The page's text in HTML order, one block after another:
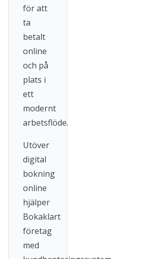
för att
ta
betalt
online
och på
plats i
ett
modernt
arbetsflöde.
Utöver
digital
bokning
online
hjälper
Bokaklart
företag
med